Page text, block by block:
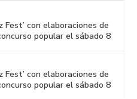
con elaboraciones de
popular el sábado 8
con elaboraciones de
popular el sábado 8